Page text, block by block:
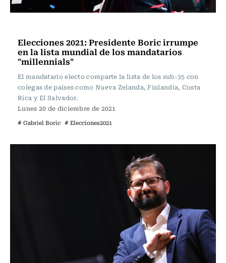
Elecciones 2021: Presidente Boric irrumpe
en la lista mundial de los mandatarios
"millennials"
El mandatario electo comparte la lista de los sub-35 con
colegas de países como Nueva Zelanda, Finlandia, Costa
Rica y El Salvador.
Lunes 20 de diciembre de 2021
# Gabriel Boric # Elecciones2021